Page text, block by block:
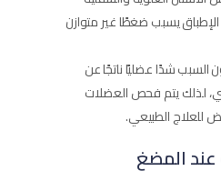
يسبب ضغطًا غير متوازن
السبب شدًا عضليًا ناتجًا عن
لذلك يتم فحص العضلات
للعلاج الطبيعي.
المضغ